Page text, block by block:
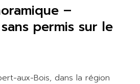
–
permis sur le
aux-Bois, dans la région